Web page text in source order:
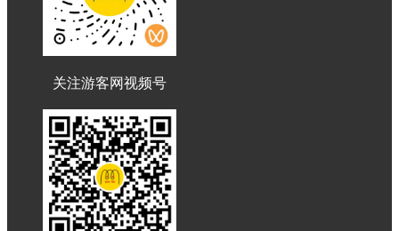
关注游客网视频号